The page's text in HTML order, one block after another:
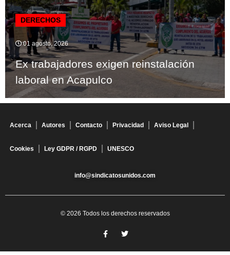
DERECHOS
01 agosto, 2026
Ex trabajadores exigen reinstalación
laboral en Acapulco
Acerca Autores Contacto Privacidad Aviso Legal
Cookies Ley GDPR / RGPD UNESCO
info@sindicatosunidos.com
© 2026 Todos los derechos reservados